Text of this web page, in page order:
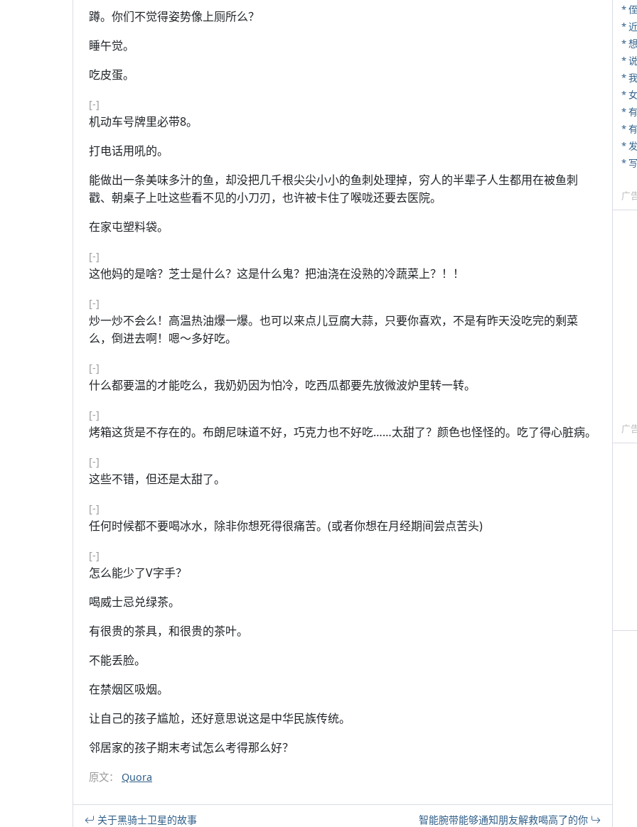
蹲。你们不觉得姿势像上厕所么？
睡午觉。
吃皮蛋。
[-]
机动车号牌里必带8。
打电话用吼的。
能做出一条美味多汁的鱼，却没把几千根尖尖小小的鱼刺处理掉，穷人的半辈子人生都用在被鱼刺
戳、朝桌子上吐这些看不见的小刀刃，也许被卡住了喉咙还要去医院。
在家屯塑料袋。
[-]
这他妈的是啥？芝士是什么？这是什么鬼？把油浇在没熟的冷蔬菜上？！！
[-]
炒一炒不会么！高温热油爆一爆。也可以来点儿豆腐大蒜，只要你喜欢，不是有昨天没吃完的剩菜
么，倒进去啊！嗯～多好吃。
[-]
什么都要温的才能吃么，我奶奶因为怕冷，吃西瓜都要先放微波炉里转一转。
[-]
烤箱这货是不存在的。布朗尼味道不好，巧克力也不好吃……太甜了？颜色也怪怪的。吃了得心脏病。
[-]
这些不错，但还是太甜了。
[-]
任何时候都不要喝冰水，除非你想死得很痛苦。(或者你想在月经期间尝点苦头)
[-]
怎么能少了V字手？
喝威士忌兑绿茶。
有很贵的茶具，和很贵的茶叶。
不能丢脸。
在禁烟区吸烟。
让自己的孩子尴尬，还好意思说这是中华民族传统。
邻居家的孩子期末考试怎么考得那么好？
原文： Quora
关于黑骑士卫星的故事 智能腕带能够通知朋友解救喝高了的你
*
*
*
*
*
*
*
*
广
广